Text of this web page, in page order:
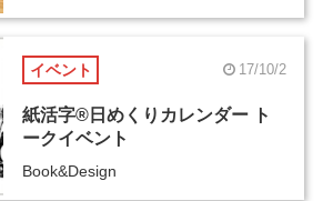
イベント 17/10/2
紙活字®日めくりカレンダー ト
ークイベント
Book&Design